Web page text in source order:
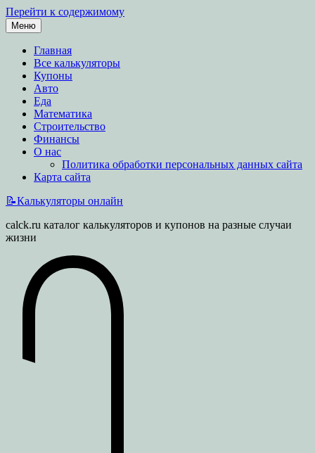
Перейти к содержимому
Меню
Главная
Все калькуляторы
Купоны
Авто
Еда
Математика
Строительство
Финансы
О нас
Политика обработки персональных данных сайта
Карта сайта
📝Калькуляторы онлайн
calck.ru каталог калькуляторов и купонов на разные случаи
жизни